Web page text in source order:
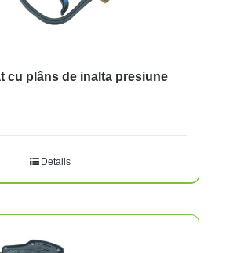
cu plâns de inalta presiune
Details